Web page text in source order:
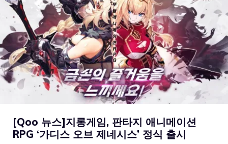
[Qoo 뉴스]지롱게임, 판타지 애니메이션
RPG ‘가디스 오브 제네시스’ 정식 출시